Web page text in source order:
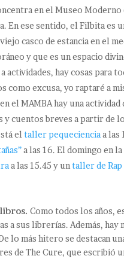
en el Museo Moderno
En ese sentido, el Filbita es
casco de estancia en el
y que es un espacio
actividades, hay cosas para
como excusa, yo raptaré a
el MAMBA hay una
y cuentos breves a partir de
eltaller pequeciencia a las
a las 16. El domingo en
a las 15.45 y untaller de Rap
libros.Como todos los años,
a sus librerías. Además,
lo más hitero se destacan
de The Cure, que escribió